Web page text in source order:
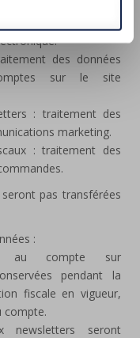
des données
des données
sur le site
: traitement des
marketing.
: traitement des
pas transférées
:
au compte sur
pendant la
fiscale en vigueur,
compte.
seront